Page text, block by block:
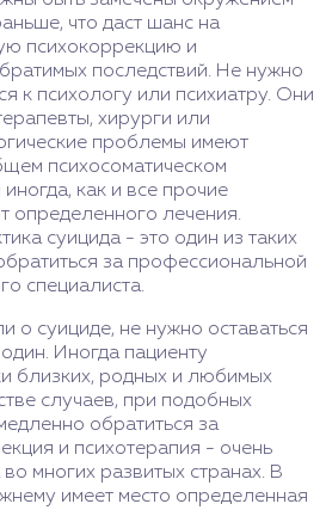
что даст шанс на
психокоррекцию и
последствий. Не нужно
к психологу или психиатру. Они
хирурги или
проблемы имеют
психосоматическом
как и все прочие
определенного лечения.
суицида - это один из таких
за профессиональной
специалиста.
о суициде, не нужно оставаться
Иногда пациенту
близких, родных и любимых
случаев, при подобных
обратиться за
и психотерапия - очень
многих развитых странах. В
имеет место определенная